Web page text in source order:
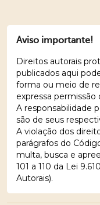
Aviso importante!
Direitos autorais
publicados aqui
forma ou meio de
expressa permissão
A responsabilidade
são de seus
A violação dos
parágrafos do
multa, busca e
101 a 110 da Lei
Autorais).